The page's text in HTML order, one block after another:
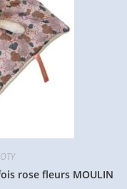
rose fleurs MOULIN